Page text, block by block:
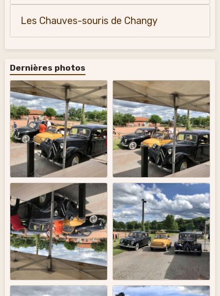
Les Chauves-souris de Changy
Dernières photos